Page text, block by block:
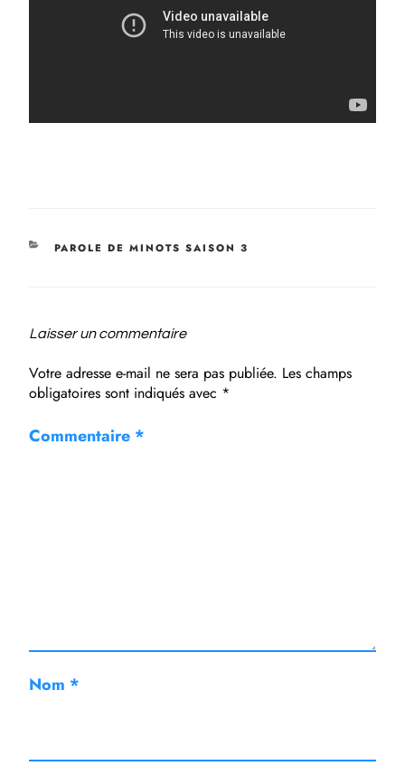
PAROLE DE MINOTS SAISON 3
Laisser un commentaire
Votre adresse e-mail ne sera pas publiée. Les champs
obligatoires sont indiqués avec *
Commentaire *
Nom *